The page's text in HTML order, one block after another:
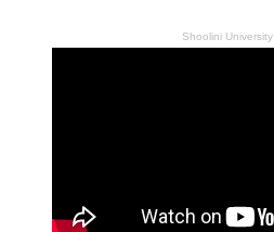
Shoolini University